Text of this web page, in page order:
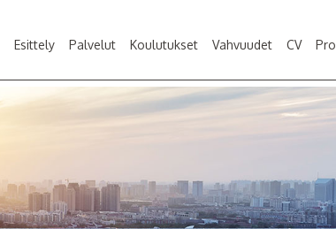
Esittely Palvelut Koulutukset Vahvuudet CV